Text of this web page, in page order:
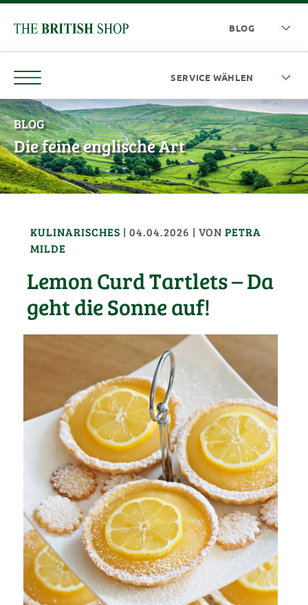
BLOG
Die feine englische Art
KULINARISCHES |04.04.2026 | VONPETRA
MILDE
Lemon Curd Tartlets – Da
geht die Sonne auf!